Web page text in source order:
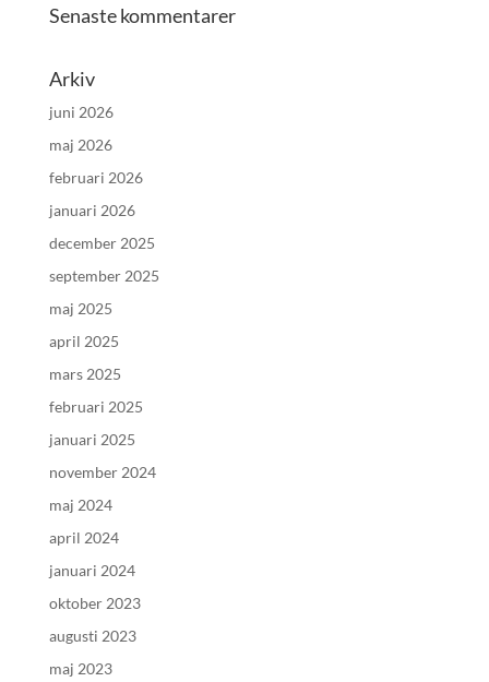
Senaste kommentarer
Arkiv
juni 2026
maj 2026
februari 2026
januari 2026
december 2025
september 2025
maj 2025
april 2025
mars 2025
februari 2025
januari 2025
november 2024
maj 2024
april 2024
januari 2024
oktober 2023
augusti 2023
maj 2023